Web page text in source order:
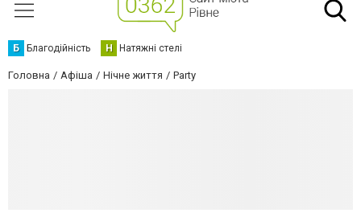
Б Благодійність Н Натяжні стелі
Головна Афіша Нічне життя Party